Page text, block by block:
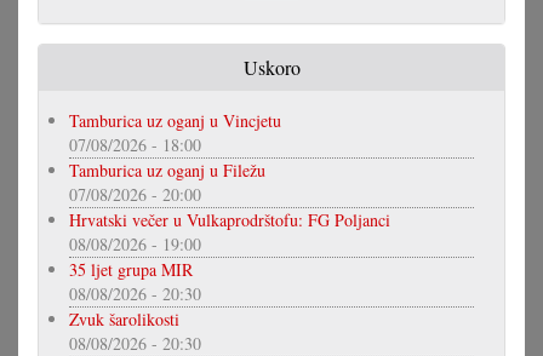
Uskoro
Tamburica uz oganj u Vincjetu
07/08/2026 - 18:00
Tamburica uz oganj u Filežu
07/08/2026 - 20:00
Hrvatski večer u Vulkaprodrštofu: FG Poljanci
08/08/2026 - 19:00
35 ljet grupa MIR
08/08/2026 - 20:30
Zvuk šarolikosti
08/08/2026 - 20:30